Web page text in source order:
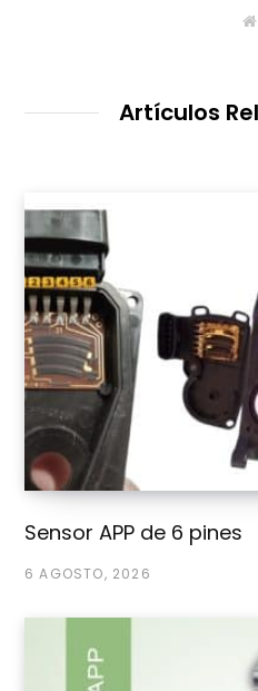
S
Artículos
Sensor APP de 6 pines
6 AGOSTO, 2026